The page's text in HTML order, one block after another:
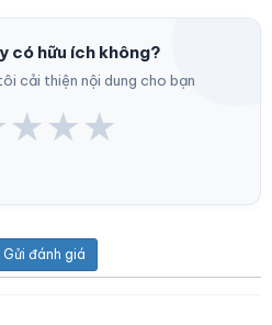
có hữu ích không?
cải thiện nội dung cho bạn
★★★
Gửi đánh giá